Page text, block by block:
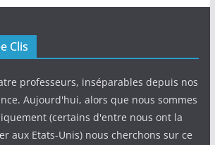
Clis
professeurs, inséparables depuis nos
Aujourd'hui, alors que nous sommes
(certains d'entre nous ont la
aux Etats-Unis) nous cherchons sur ce